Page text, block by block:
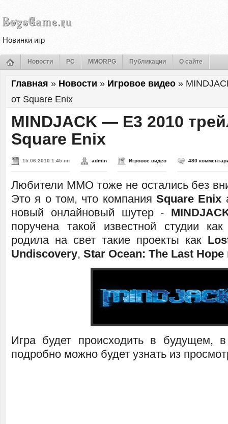
Новинки игр
Новости PC MMORPG Публикации О сайте
Главная » Новости » Игровое видео »
от Square Enix
MINDJACK — E3 2010
Square Enix
15.06.2010 1:45 пп admin Игровое видео 480
Любители MMO тоже не остались без
Это я о том, что компания Square Enix
новый онлайновый шутер -
поручена такой известной студии
родила на свет такие проекты как
Undiscovery, Star Ocean: The Last Hope
Игра будет происходить в будущем,
подробно можно будет узнать из